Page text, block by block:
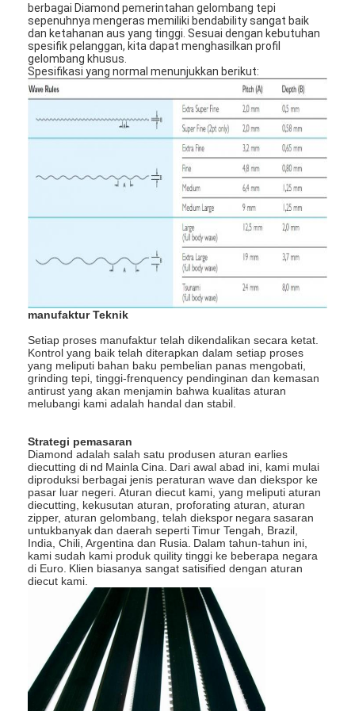
Rumah
berbagai Diamond pemerintahan gelombang tepi
sepenuhnya mengeras memiliki bendability sangat baik
dan ketahanan aus yang tinggi. Sesuai dengan kebutuhan
spesifik pelanggan, kita dapat menghasilkan profil
gelombang khusus.
Spesifikasi yang normal menunjukkan berikut:
manufaktur Teknik
Setiap proses manufaktur telah dikendalikan secara ketat.
Kontrol yang baik telah diterapkan dalam setiap proses
yang meliputi bahan baku pembelian panas mengobati,
grinding tepi, tinggi-frenquency pendinginan dan kemasan
antirust yang akan menjamin bahwa kualitas aturan
melubangi kami adalah handal dan stabil.
Strategi pemasaran
Diamond adalah salah satu produsen aturan earlies
diecutting di nd Mainla Cina. Dari awal abad ini, kami mulai
diproduksi berbagai jenis peraturan wave dan diekspor ke
pasar luar negeri. Aturan diecut kami, yang meliputi aturan
diecutting, kekusutan aturan, proforating aturan, aturan
zipper, aturan gelombang, telah diekspor negara sasaran
untukbanyak dan daerah seperti Timur Tengah, Brazil,
India, Chili, Argentina dan Rusia. Dalam tahun-tahun ini,
kami sudah kami produk quility tinggi ke beberapa negara
di Euro. Klien biasanya sangat satisified dengan aturan
diecut kami.